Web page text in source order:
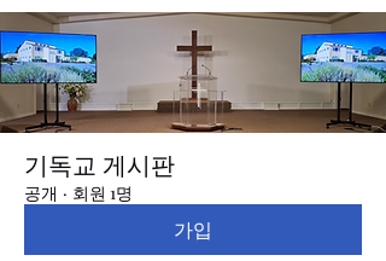
기독교 게시판
공개 · 회원 1명
가입